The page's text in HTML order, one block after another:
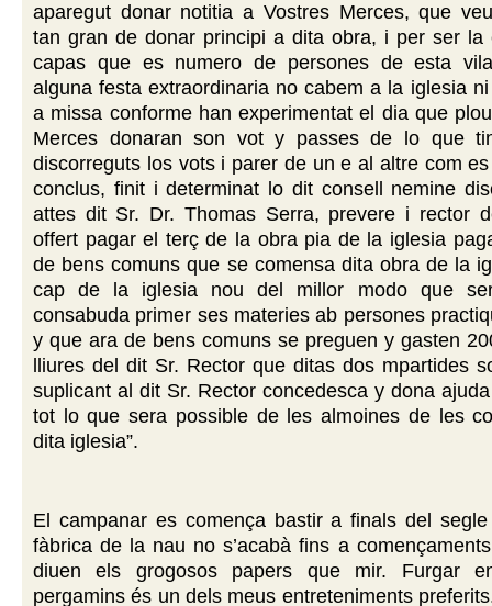
aparegut donar notitia a Vostres Merces, que
tan gran de donar principi a dita obra, i per ser la
capas que es numero de persones de esta
alguna festa extraordinaria no cabem a la iglesia
a missa conforme han experimentat el dia que
Merces donaran son vot y passes de lo que
discorreguts los vots i parer de un e al altre com
conclus, finit i determinat lo dit consell nemine
attes dit Sr. Dr. Thomas Serra, prevere i rector
offert pagar el terç de la obra pia de la iglesia
de bens comuns que se comensa dita obra de la
cap de la iglesia nou del millor modo que
consabuda primer ses materies ab persones
y que ara de bens comuns se preguen y gasten
lliures del dit Sr. Rector que ditas dos mpartides
suplicant al dit Sr. Rector concedesca y dona
tot lo que sera possible de les almoines de les
dita iglesia”.
El campanar es comença bastir a finals del
fàbrica de la nau no s’acabà fins a
diuen els grogosos papers que mir. Furgar
pergamins és un dels meus entreteniments